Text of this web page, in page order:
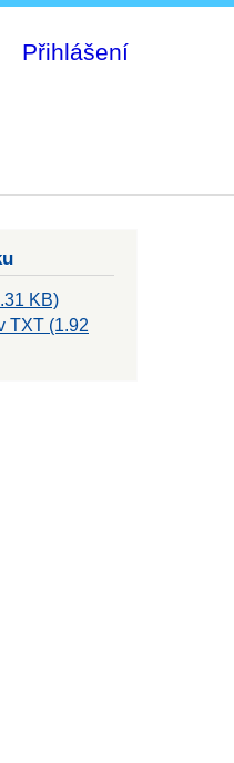
Přihlášení
KB)
TXT (1.92